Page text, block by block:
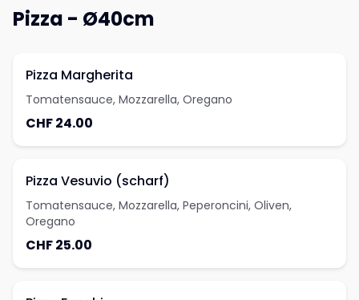
Pizza - Ø40cm
Pizza Margherita
Tomatensauce, Mozzarella, Oregano
CHF 24.00
Pizza Vesuvio (scharf)
Tomatensauce, Mozzarella, Peperoncini, Oliven,
Oregano
CHF 25.00